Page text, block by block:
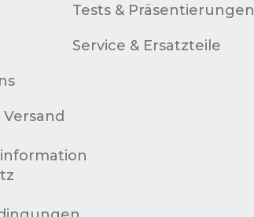
Tests & Präsentierungen
Service & Ersatzteile